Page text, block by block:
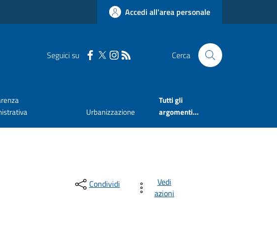
Accedi all'area personale
Seguici su Cerca
Urbanizzazione
Tutti gli
argomenti...
Condividi
Vedi
azioni